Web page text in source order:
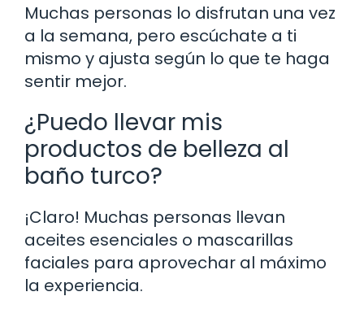
Muchas personas lo disfrutan una vez
a la semana, pero escúchate a ti
mismo y ajusta según lo que te haga
sentir mejor.
¿Puedo llevar mis
productos de belleza al
baño turco?
¡Claro! Muchas personas llevan
aceites esenciales o mascarillas
faciales para aprovechar al máximo
la experiencia.